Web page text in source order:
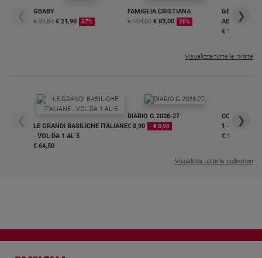
❮
GBABY
€ 34,80 € 21,90 37%
FAMIGLIA CRISTIANA
€ 104,00 € 83,00 20%
GBABY
€ 16,99
❯
Visualizza tutte le riviste
❮
LE GRANDI BASILICHE ITALIANE
- VOL DA 1 AL 5
€ 64,50
DIARIO G 2026-27
€ 8,90
- € 8,90
COLLANA
1 - 2
€ 18,50
❯
Visualizza tutte le collection